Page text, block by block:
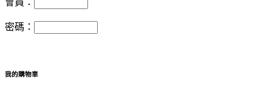
會員：
密碼：
我的購物車